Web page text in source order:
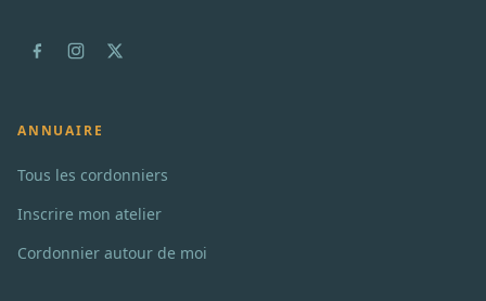
ANNUAIRE
Tous les cordonniers
Inscrire mon atelier
Cordonnier autour de moi